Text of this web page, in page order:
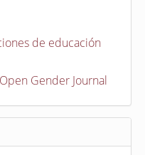
de educación
Gender Journal